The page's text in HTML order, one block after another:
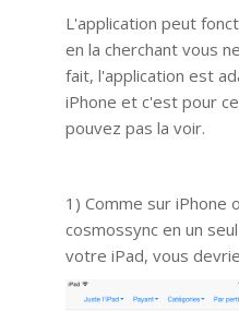
L'application peut
en la cherchant vous
fait, l'application est
iPhone et c'est pour
pouvez pas la voir.
1) Comme sur iPhone
cosmossync en un
votre iPad, vous